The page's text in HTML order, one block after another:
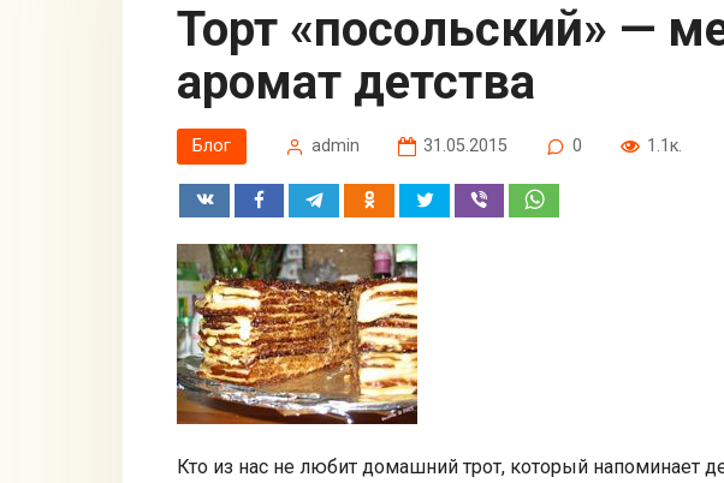
Торт «посольский» — медовик с
аромат детства
Блог admin 31.05.2015 0 1.1к.
Кто из нас не любит домашний трот, который напоминает